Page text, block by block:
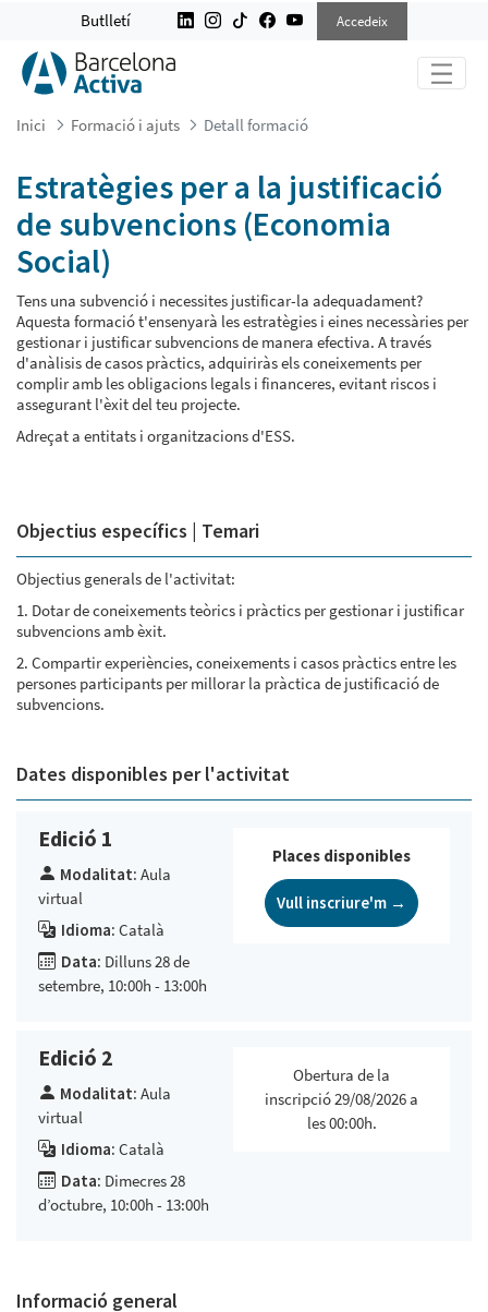
ESTRATÈGIES PER A LA
Butlletí Accedeix
Inici Formació i ajuts Detall formació
Estratègies per a la justificació
de subvencions (Economia
Social)
Tens una subvenció i necessites justificar-la adequadament?
Aquesta formació t'ensenyarà les estratègies i eines necessàries per
gestionar i justificar subvencions de manera efectiva. A través
d'anàlisis de casos pràctics, adquiriràs els coneixements per
complir amb les obligacions legals i financeres, evitant riscos i
assegurant l'èxit del teu projecte.
Adreçat a entitats i organitzacions d'ESS.
Objectius específics | Temari
Objectius generals de l'activitat:
1. Dotar de coneixements teòrics i pràctics per gestionar i justificar
subvencions amb èxit.
2. Compartir experiències, coneixements i casos pràctics entre les
persones participants per millorar la pràctica de justificació de
subvencions.
Dates disponibles per l'activitat
Edició 1
Modalitat: Aula
virtual
Idioma: Català
Data: Dilluns 28 de
setembre, 10:00h - 13:00h
Places disponibles
Vull inscriure'm →
Edició 2
Modalitat: Aula
virtual
Idioma: Català
Data: Dimecres 28
d’octubre, 10:00h - 13:00h
Obertura de la
inscripció 29/08/2026 a
les 00:00h.
Informació general